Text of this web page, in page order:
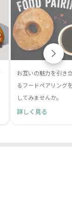
お互いの魅力を引き
るフードペアリング
してみませんか。
詳しく見る